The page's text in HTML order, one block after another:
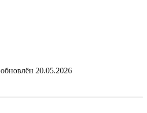
обновлён 20.05.2026